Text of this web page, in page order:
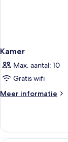
Kamer
Max. aantal: 10
Gratis wifi
Meer informatie
Meer